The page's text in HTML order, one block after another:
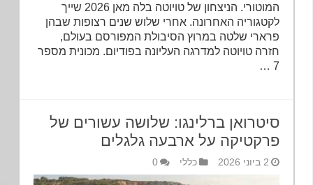
המוטורי. הניצחון של טויוטה בלה מאן 2026 שייך
לקטגוריה האחרונה. אחרי שלוש שנים רצופות שבהן
פרארי שלטה במרוץ הסיבולת המפורסם בעולם,
חזרה טויוטה למדרגה העליונה בפודיום. מכונית מספר
סיטרואן ברלינגו:‏ שלושה עשורים של
פרקטיקה על ארבעה גלגלים
כללי